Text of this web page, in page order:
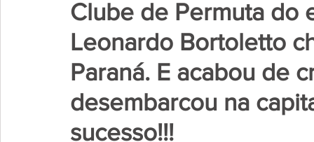
Clube de Permuta do
Leonardo Bortoletto
Paraná. E acabou de
desembarcou na
sucesso!!!